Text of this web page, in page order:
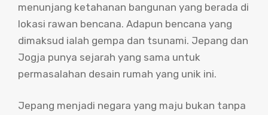
menunjang ketahanan bangunan yang berada di
lokasi rawan bencana. Adapun bencana yang
dimaksud ialah gempa dan tsunami. Jepang dan
Jogja punya sejarah yang sama untuk
permasalahan desain rumah yang unik ini.
Jepang menjadi negara yang maju bukan tanpa